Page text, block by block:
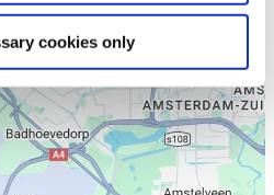
cookies only